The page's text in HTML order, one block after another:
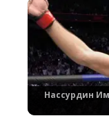
Нассурдин